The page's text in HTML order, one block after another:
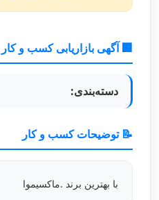
🏢 آگهی بازاریابی کسب و کار
دسته‌بندی:
📝 توضیحات کسب و کار
با بهترین برند .ماکسیموا